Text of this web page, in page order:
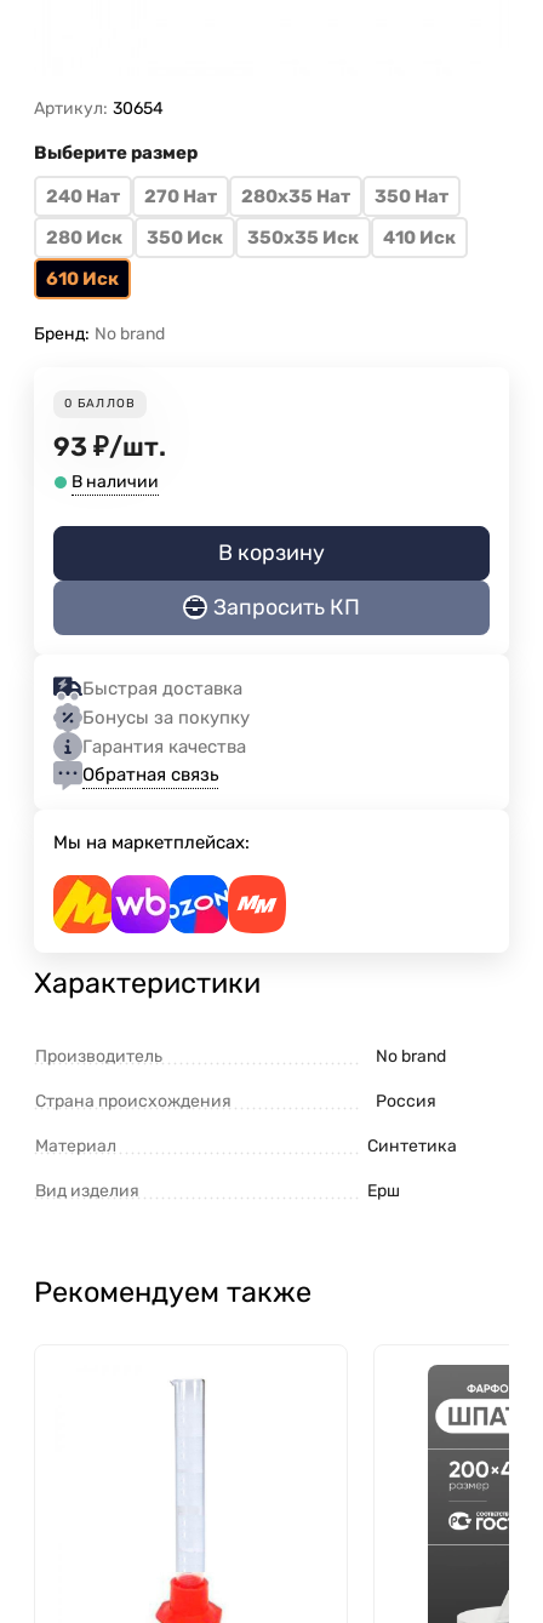
Артикул: 30654
Выберите размер
240 Нат
270 Нат 280х35 Нат
350 Нат
280 Иск
350 Иск 350х35 Иск
410 Иск
610 Иск
Бренд: No brand
0 БАЛЛОВ
93 ₽/шт.
В наличии
В корзину
Запросить КП
Быстрая доставка
Бонусы за покупку
Гарантия качества
Обратная связь
Мы на маркетплейсах:
Характеристики
Производитель No brand
Страна происхождения Россия
Материал Синтетика
Вид изделия Ерш
Рекомендуем также